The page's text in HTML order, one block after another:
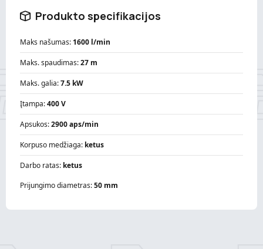
Produkto specifikacijos
Maks našumas: 1600 l/min
Maks. spaudimas:27 m
Maks. galia:7.5 kW
Įtampa:400 V
Apsukos:2900 aps/min
Korpuso medžiaga: ketus
Darbo ratas: ketus
Prijungimo diametras:50 mm